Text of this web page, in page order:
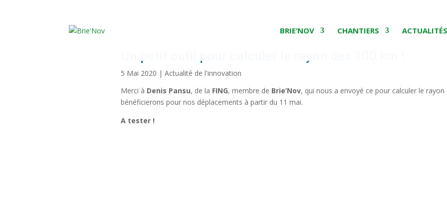
BRIE’NOV CHANTIERS ACTUALITÉS
5 Mai 2020 | Actualité de l'innovation
Merci à Denis Pansu, de la FING, membre de Brie’Nov, qui nous a envoyé ce pour calculer le
bénéficierons pour nos déplacements à partir du 11 mai.
A tester !